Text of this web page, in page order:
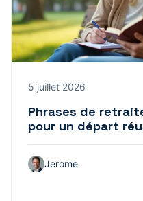
5 juillet 2026
Phrases de
pour un départ
Jerome